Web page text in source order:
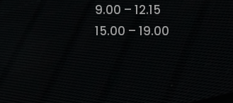
9.00 – 12.15
15.00 – 19.00